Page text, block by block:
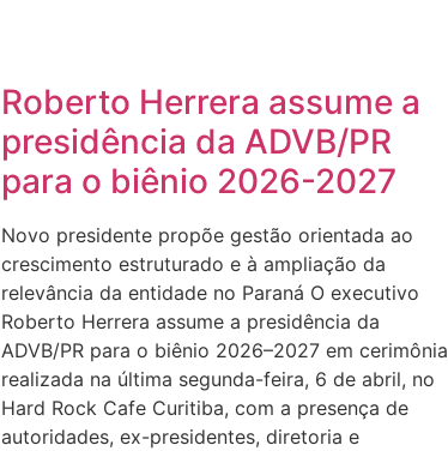
Roberto Herrera assume a
presidência da ADVB/PR
para o biênio 2026-2027
Novo presidente propõe gestão orientada ao
crescimento estruturado e à ampliação da
relevância da entidade no Paraná O executivo
Roberto Herrera assume a presidência da
ADVB/PR para o biênio 2026–2027 em cerimônia
realizada na última segunda-feira, 6 de abril, no
Hard Rock Cafe Curitiba, com a presença de
autoridades, ex-presidentes, diretoria e